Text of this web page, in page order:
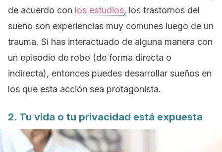
de acuerdo con los estudios, los trastornos del
sueño son experiencias muy comunes luego de un
trauma. Si has interactuado de alguna manera con
un episodio de robo (de forma directa o
indirecta), entonces puedes desarrollar sueños en
los que esta acción sea protagonista.
2. Tu vida o tu privacidad está expuesta